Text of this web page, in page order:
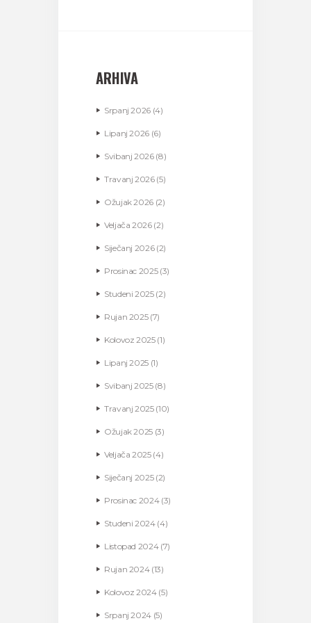
ARHIVA
Srpanj2026 (4)
Lipanj2026 (6)
Svibanj2026(8)
Travanj2026(5)
Ožujak2026 (2)
Veljača2026(2)
Siječanj 2026(2)
Prosinac 2025(3)
Studeni2025(2)
Rujan 2025(7)
Kolovoz2025(1)
Lipanj2025 (1)
Svibanj2025(8)
Travanj2025(10)
Ožujak2025 (3)
Veljača2025(4)
Siječanj 2025(2)
Prosinac 2024(3)
Studeni2024(4)
Listopad 2024(7)
Rujan 2024(13)
Kolovoz2024(5)
Srpanj2024 (5)